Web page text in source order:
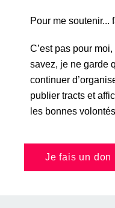
Pour me soutenir...
C’est pas pour
savez, je ne garde
continuer
publier tracts et
les bonnes
Je fais un don